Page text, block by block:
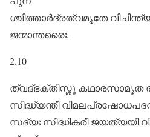
ശ്ചിത്താർദ്രത്വമൃതേ
ജന്മാന്തരൈഃ.
2.10
ത്വദ്ഭക്തിസ്തു കഥാരസാമൃത
സിദ്ധ്യന്തീ
സദ്യഃ സിദ്ധികരീ ജയത്യയി